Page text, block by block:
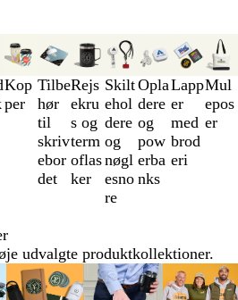
Kop
per
Tilbe
hør
til
skriv
ebor
det
Rejs
ekru
s og
term
oflas
ker
Skilt
ehol
dere
og
nøgl
esno
re
Opla
dere
og
pow
erba
nks
Lapp
er
med
brod
eri
Mul
epos
er
udvalgte produktkollektioner.